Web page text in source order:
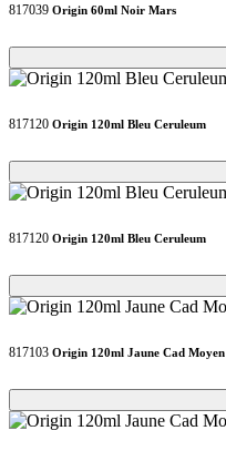
817039 Origin 60ml Noir Mars
Loading...
Loading...
817120 Origin 120ml Bleu Ceruleum
Loading...
Loading...
817120 Origin 120ml Bleu Ceruleum
Loading...
Loading...
817103 Origin 120ml Jaune Cad Moyen
Loading...
Loading...